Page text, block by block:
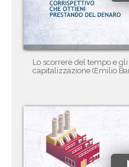
Lo scorrere del tempo e
capitalizzazione (Emilio